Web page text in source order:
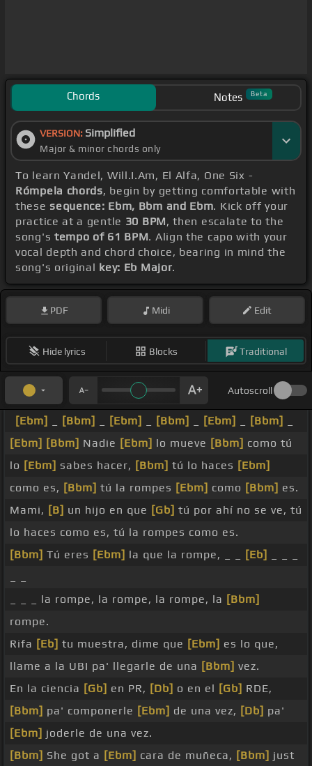
Chords Notes Beta
VERSION: Simplified
Major & minor chords only
To learn Yandel, Will.I.Am, El Alfa, One Six -
Rómpela chords, begin by getting comfortable with
thesesequence: Ebm, Bbm and Ebm. Kick off your
practice at a gentle 30 BPM, then escalate to the
song's tempo of 61 BPM. Align the capo with your
vocal depth and chord choice, bearing in mind the
song's original key: Eb Major.
PDF Midi Edit
Hide lyrics Blocks Traditional
Autoscroll
[Ebm] [Bbm] [Ebm] [Bbm] [Ebm] [Bbm]
[Ebm] [Bbm] Nadie [Ebm] lo mueve [Bbm] como tú
lo [Ebm] sabes hacer, [Bbm] tú lo haces [Ebm]
como es, [Bbm] tú la rompes [Ebm] como [Bbm] es.
Mami, [B] un hijo en que [Gb] tú por ahí no se ve, tú
lo haces como es, tú la rompes como es.
[Bbm] Tú eres [Ebm] la que la rompe, _ _ [Eb]
_ _ _ la rompe, la rompe, la rompe, la [Bbm]
rompe.
Rifa [Eb] tu muestra, dime que [Ebm] es lo que,
llame a la UBI pa' llegarle de una [Bbm] vez.
En la ciencia [Gb] en PR, [Db] o en el [Gb] RDE,
[Bbm] pa' componerle [Ebm] de una vez, [Db] pa'
[Ebm] joderle de una vez.
[Bbm] She got a [Ebm] cara de muñeca, [Bbm] just